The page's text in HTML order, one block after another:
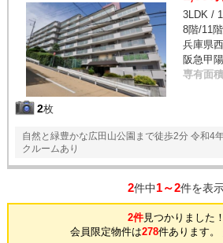
2枚
3LDK /
8階/11
兵庫県
阪急甲
専有面積
自然と緑豊かな広田山公園まで徒歩2分 令和4
クルームあり
2件中1～2件を表
2件見つかりました！
会員限定物件は278件あります。